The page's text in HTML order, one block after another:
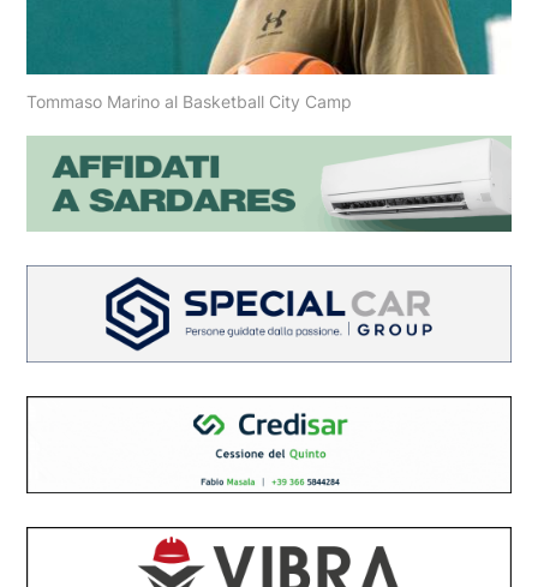
Tommaso Marino al Basketball City Camp